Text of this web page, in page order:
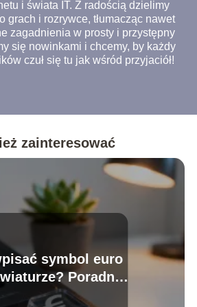
i świata IT. Z radością dzielimy
grach i rozrywce, tłumacząc nawet
zagadnienia w prosty i przystępny
się nowinkami i chcemy, by każdy
czuł się tu jak wśród przyjaciół!
zainteresować
symbol euro
Poradnik
po kroku